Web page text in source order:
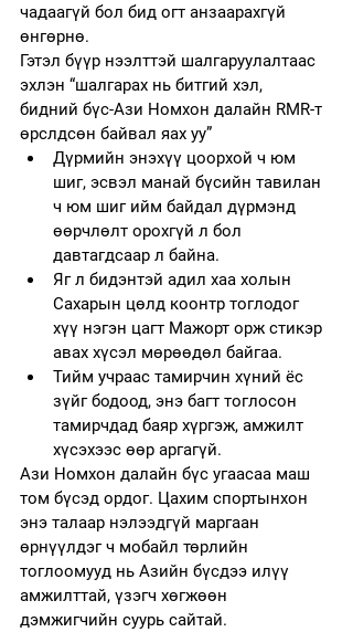
чадаагүй бол бид огт анзаарахгүй
өнгөрнө.
Гэтэл бүүр нээлттэй шалгаруулалтаас
эхлэн “шалгарах нь битгий хэл,
бидний бүс-Ази Номхон далайн RMR-т
өрслдсөн байвал яах уу”
Дүрмийн энэхүү цоорхой ч юм
шиг, эсвэл манай бүсийн тавилан
ч юм шиг ийм байдал дүрмэнд
өөрчлөлт орохгүй л бол
давтагдсаар л байна.
Яг л бидэнтэй адил хаа холын
Сахарын цөлд коонтр тоглодог
хүү нэгэн цагт Мажорт орж стикэр
авах хүсэл мөрөөдөл байгаа.
Тийм учраас тамирчин хүний ёс
зүйг бодоод, энэ багт тоглосон
тамирчдад баяр хүргэж, амжилт
хүсэхээс өөр аргагүй.
Ази Номхон далайн бүс угаасаа маш
том бүсэд ордог. Цахим спортынхон
энэ талаар нэлээдгүй маргаан
өрнүүлдэг ч мобайл төрлийн
тоглоомууд нь Азийн бүсдээ илүү
амжилттай, үзэгч хөгжөөн
дэмжигчийн суурь сайтай.